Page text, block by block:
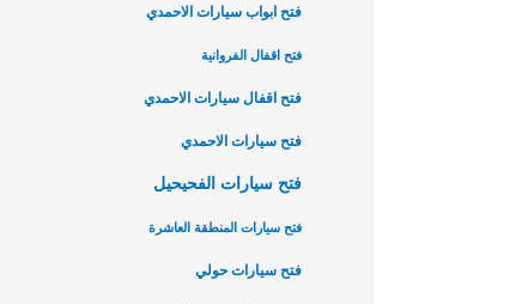
فتح ابواب سيارات الاحمدي
فتح اقفال الفروانية
فتح اقفال سيارات الاحمدي
فتح سيارات الاحمدي
فتح سيارات الفحيحيل
فتح سيارات المنطقة العاشرة
فتح سيارات حولي